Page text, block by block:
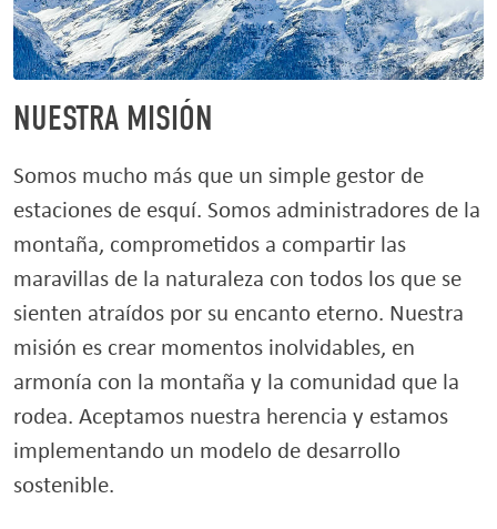
NUESTRA MISIÓN
Somos mucho más que un simple gestor de
estaciones de esquí. Somos administradores de la
montaña, comprometidos a compartir las
maravillas de la naturaleza con todos los que se
sienten atraídos por su encanto eterno. Nuestra
misión es crear momentos inolvidables, en
armonía con la montaña y la comunidad que la
rodea. Aceptamos nuestra herencia y estamos
implementando un modelo de desarrollo
sostenible.